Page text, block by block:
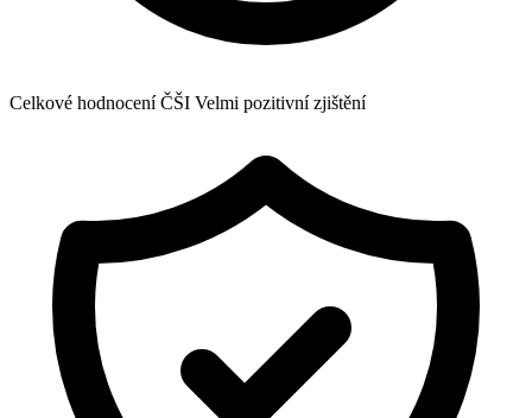
Celkové hodnocení ČŠI Velmi pozitivní zjištění